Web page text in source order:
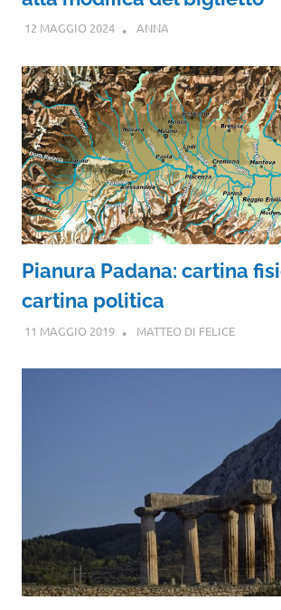
12 MAGGIO 2024 ANNA
Pianura Padana: cartina
cartina politica
11 MAGGIO 2019 MATTEO DI FELICE